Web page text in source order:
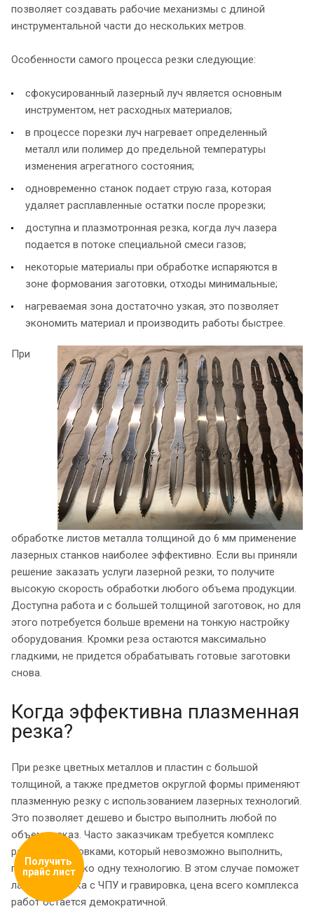
позволяет создавать рабочие механизмы с длиной
инструментальной части до нескольких метров.
Особенности самого процесса резки следующие:
сфокусированный лазерный луч является основным
инструментом, нет расходных материалов;
в процессе порезки луч нагревает определенный
металл или полимер до предельной температуры
изменения агрегатного состояния;
одновременно станок подает струю газа, которая
удаляет расплавленные остатки после прорезки;
доступна и плазмотронная резка, когда луч лазера
подается в потоке специальной смеси газов;
некоторые материалы при обработке испаряются в
зоне формования заготовки, отходы минимальные;
нагреваемая зона достаточно узкая, это позволяет
экономить материал и производить работы быстрее.
При
обработке листов металла толщиной до 6 мм применение
лазерных станков наиболее эффективно. Если вы приняли
решение заказать услуги лазерной резки, то получите
высокую скорость обработки любого объема продукции.
Доступна работа и с большей толщиной заготовок, но для
этого потребуется больше времени на тонкую настройку
оборудования. Кромки реза остаются максимально
гладкими, не придется обрабатывать готовые заготовки
снова.
Когда эффективна плазменная
резка?
При резке цветных металлов и пластин с большой
толщиной, а также предметов округлой формы применяют
плазменную резку с использованием лазерных технологий.
Это позволяет дешево и быстро выполнить любой по
объему заказ. Часто заказчикам требуется комплекс
работ с заготовками, который невозможно выполнить,
применяя только одну технологию. В этом случае поможет
лазерная резка с ЧПУ и гравировка, цена всего комплекса
работ остается демократичной.
Получить
прайс лист